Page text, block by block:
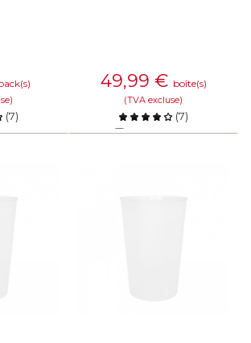
(7)
49,99 € boîte(s)
(TVA excluse)
(7)
Comparer